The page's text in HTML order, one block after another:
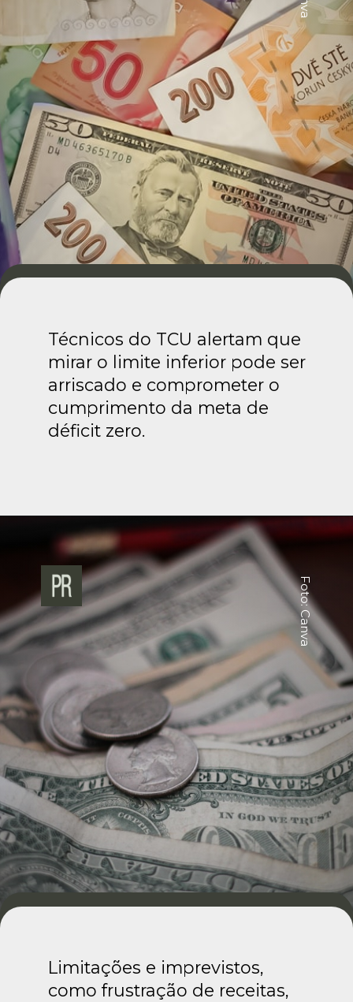
Técnicos do TCU alertam que
mirar o limite inferior pode ser
arriscado e comprometer o
cumprimento da meta de
déficit zero.
Foto: Canva
Limitações e imprevistos,
como frustração de receitas,